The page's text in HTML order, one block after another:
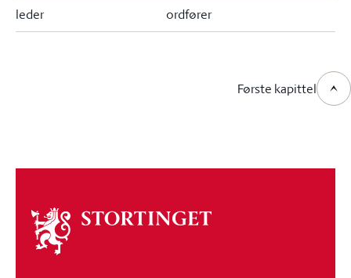
leder ordfører
Første kapittel
Om
stortinget